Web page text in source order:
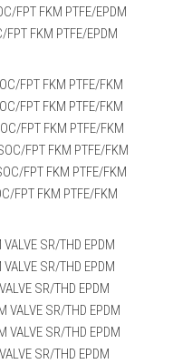
FPT FKM PTFE/EPDM
FPT FKM PTFE/EPDM
FPT FKM PTFE/FKM
FPT FKM PTFE/FKM
FPT FKM PTFE/FKM
FPT FKM PTFE/FKM
FPT FKM PTFE/FKM
FPT FKM PTFE/FKM
SR/THD EPDM
SR/THD EPDM
SR/THD EPDM
VALVE SR/THD EPDM
VALVE SR/THD EPDM
SR/THD EPDM